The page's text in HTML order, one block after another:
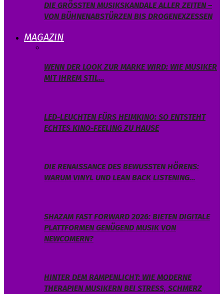
DIE GRÖSSTEN MUSIKSKANDALE ALLER ZEITEN – V
ON BÜHNENABSTÜRZEN BIS DROGENEXZESSEN
MAGAZIN
WENN DER LOOK ZUR MARKE WIRD: WIE MUSIKER
MIT IHREM STIL…
LED-LEUCHTEN FÜRS HEIMKINO: SO ENTSTEHT
ECHTES KINO-FEELING ZU HAUSE
DIE RENAISSANCE DES BEWUSSTEN HÖRENS:
WARUM VINYL UND LEAN BACK LISTENING…
SHAZAM FAST FORWARD 2026: BIETEN DIGITALE
PLATTFORMEN GENÜGEND MUSIK VON
NEWCOMERN?
HINTER DEM RAMPENLICHT: WIE MODERNE
THERAPIEN MUSIKERN BEI STRESS, SCHMERZ